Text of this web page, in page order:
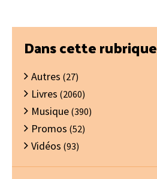
Barre
latérale
principale
Dans cette rubrique
Autres (27)
Livres (2060)
Musique (390)
Promos (52)
Vidéos (93)